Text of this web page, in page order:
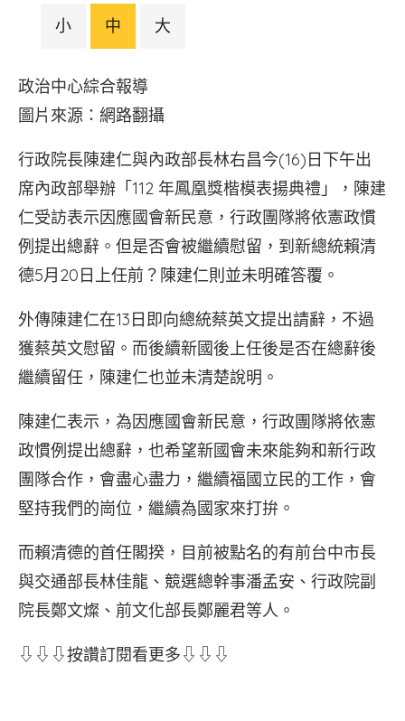
小 中 大
政治中心綜合報導
圖片來源：網路翻攝
行政院長陳建仁與內政部長林右昌今(16)日下午出
席內政部舉辦「112 年鳳凰獎楷模表揚典禮」，陳建
仁受訪表示因應國會新民意，行政團隊將依憲政慣
例提出總辭。但是否會被繼續慰留，到新總統賴清
德5月20日上任前？陳建仁則並未明確答覆。
外傳陳建仁在13日即向總統蔡英文提出請辭，不過
獲蔡英文慰留。而後續新國後上任後是否在總辭後
繼續留任，陳建仁也並未清楚說明。
陳建仁表示，為因應國會新民意，行政團隊將依憲
政慣例提出總辭，也希望新國會未來能夠和新行政
團隊合作，會盡心盡力，繼續福國立民的工作，會
堅持我們的崗位，繼續為國家來打拚。
而賴清德的首任閣揆，目前被點名的有前台中市長
與交通部長林佳龍、競選總幹事潘孟安、行政院副
院長鄭文燦、前文化部長鄭麗君等人。
⇩⇩⇩按讚訂閱看更多⇩⇩⇩